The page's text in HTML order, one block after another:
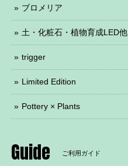
ブロメリア
土・化粧石・植物育成LED他
trigger
Limited Edition
Pottery × Plants
Guide ご利用ガイド